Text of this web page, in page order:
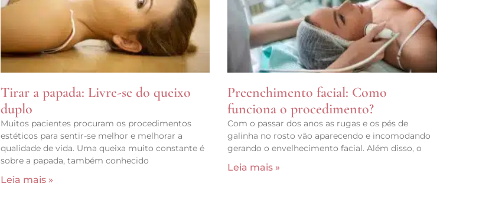
Tirar a papada: Livre-se do queixo
duplo
Muitos pacientes procuram os procedimentos
estéticos para sentir-se melhor e melhorar a
qualidade de vida. Uma queixa muito constante é
sobre a papada, também conhecido
Leia mais »
Preenchimento facial: Como
funciona o procedimento?
Com o passar dos anos as rugas e os pés de
galinha no rosto vão aparecendo e incomodando
gerando o envelhecimento facial. Além disso, o
Leia mais »